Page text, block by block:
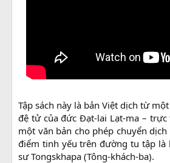
Tập sách này là bản Việt dịch từ
đệ tử của đức Đạt-lai Lạt-ma –
một văn bản cho phép chuyển
điểm tinh yếu trên đường tu tập
sư Tongskhapa (Tông-khách-ba).